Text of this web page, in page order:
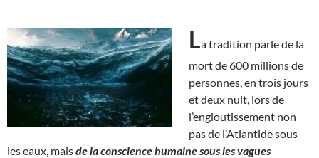
La tradition parle de la
mort de 600 millions de
personnes, en trois jours
et deux nuit, lors de
l’engloutissement non
pas de l’Atlantide sous
les eaux, maisde la conscience humaine sous les vagues